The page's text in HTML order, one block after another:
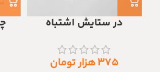
در ستایش اشتباه
۳۷۵هزار تومان